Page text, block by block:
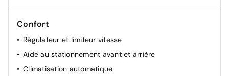
Confort
Régulateur et limiteur vitesse
Aide au stationnement avant et arrière
Climatisation automatique